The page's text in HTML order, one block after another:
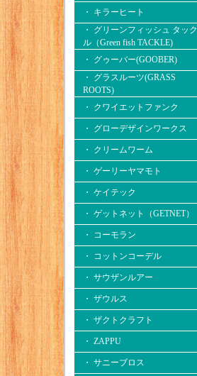
・ キラーヒート
・ グリーンフィッシュ タック
ル（Green fish TACKLE)
・ グゥーバー(GOOBER)
・ グラスルーツ(GRASS
ROOTS)
・ クワイエットファンク
・ グローデザインワークス
・ クリームワーム
・ ゲーリーヤマモト
・ ケイテック
・ ゲットネット（GETNET）
・ コーモラン
・ コットンコーデル
・ サウザンルアー
・ ザウルス
・ ザクトクラフト
・ ZAPPU
・ サニーブロス